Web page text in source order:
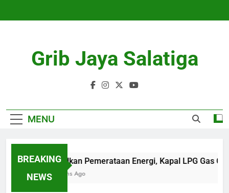
Grib Jaya Salatiga
MENU
BREAKING
NEWS
Wujudkan Pemerataan Energi, Kapal LPG Gas
4 Months Ago